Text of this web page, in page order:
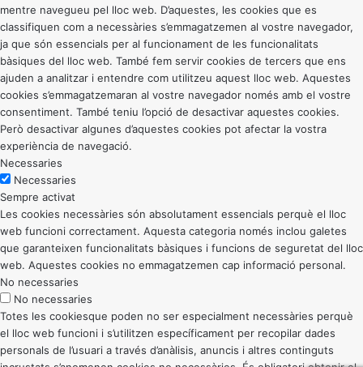
mentre navegueu pel lloc web. D’aquestes, les cookies que es
classifiquen com a necessàries s’emmagatzemen al vostre navegador,
ja que són essencials per al funcionament de les funcionalitats
bàsiques del lloc web. També fem servir cookies de tercers que ens
ajuden a analitzar i entendre com utilitzeu aquest lloc web. Aquestes
cookies s’emmagatzemaran al vostre navegador només amb el vostre
consentiment. També teniu l’opció de desactivar aquestes cookies.
Però desactivar algunes d’aquestes cookies pot afectar la vostra
experiència de navegació.
Necessaries
Necessaries
Sempre activat
Les cookies necessàries són absolutament essencials perquè el lloc
web funcioni correctament. Aquesta categoria només inclou galetes
que garanteixen funcionalitats bàsiques i funcions de seguretat del lloc
web. Aquestes cookies no emmagatzemen cap informació personal.
No necessaries
No necessaries
Totes les cookiesque poden no ser especialment necessàries perquè
el lloc web funcioni i s’utilitzen específicament per recopilar dades
personals de l’usuari a través d’anàlisis, anuncis i altres continguts